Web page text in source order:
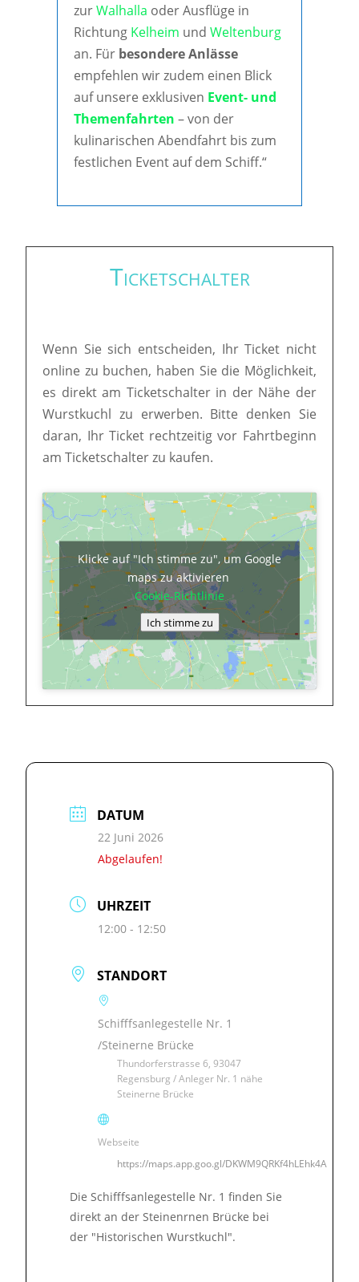
zurWalhalla oder Ausflüge in
Richtung Kelheim und Weltenburg
an. Für besondere Anlässe
empfehlen wir zudem einen Blick
auf unsere exklusiven Event- und
Themenfahrten – von der
kulinarischen Abendfahrt bis zum
festlichen Event auf dem Schiff.“
Ticketschalter
Wenn Sie sich entscheiden, Ihr Ticket nicht
online zu buchen, haben Sie die Möglichkeit,
es direkt am Ticketschalter in der Nähe der
Wurstkuchl zu erwerben. Bitte denken Sie
daran, Ihr Ticket rechtzeitig vor Fahrtbeginn
am Ticketschalter zu kaufen.
Klicke auf "Ich stimme zu", um Google
maps zu aktivieren
Cookie-Richtlinie
Ich stimme zu
DATUM
22 Juni 2026
Abgelaufen!
UHRZEIT
12:00 - 12:50
STANDORT
Schifffsanlegestelle Nr. 1
/Steinerne Brücke
Thundorferstrasse 6, 93047
Regensburg / Anleger Nr. 1 nähe
Steinerne Brücke
Webseite
https://maps.app.goo.gl/DKWM9QRKf4hLEhk4A
Die Schifffsanlegestelle Nr. 1 finden Sie
direkt an der Steinenrnen Brücke bei
der "Historischen Wurstkuchl".